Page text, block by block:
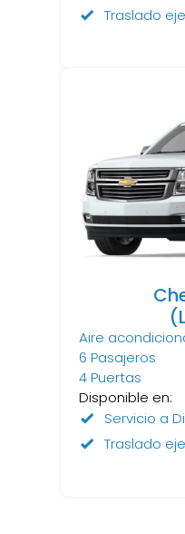
Traslado
Aire
6 Pasajeros
4 Puertas
Disponible en:
Servicio a
Traslado